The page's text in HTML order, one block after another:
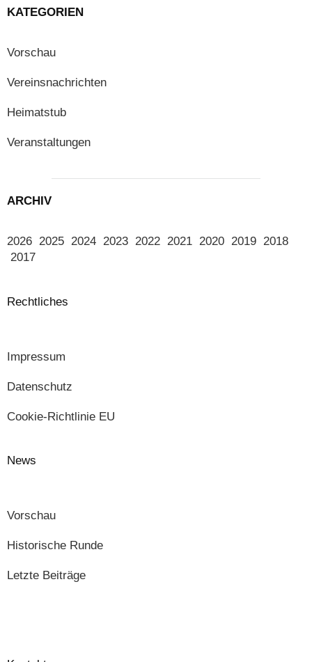
KATEGORIEN
Vorschau
Vereinsnachrichten
Heimatstub
Veranstaltungen
ARCHIV
2026 2025 2024 2023 2022 2021 2020 2019 2018
2017
Rechtliches
Impressum
Datenschutz
Cookie-Richtlinie EU
News
Vorschau
Historische Runde
Letzte Beiträge